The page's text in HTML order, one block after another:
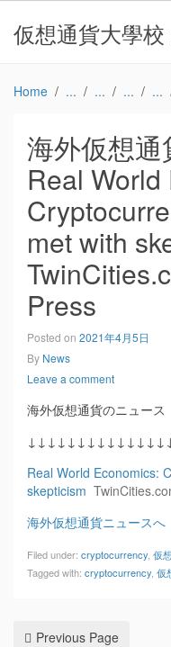
仮想通貨大學校
Home
海外仮想通
Real
met with
Press
Posted on 2021年4月5日
By News
Leave a comment
海外仮想通貨のニュース
Real World Economics:
skepticism
海外仮想通貨ニュースへ
Filed under: cryptocurrency 仮
Tagged with: cryptocurrency 仮
Previous Page